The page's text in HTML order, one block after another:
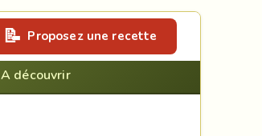
Proposez une recette
A découvrir